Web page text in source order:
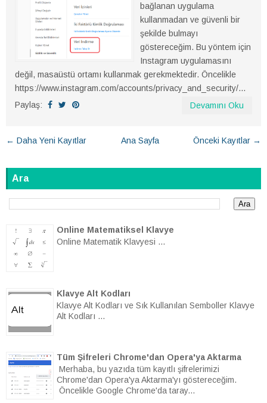
bağlanan uygulama
kullanmadan ve güvenli bir
şekilde bulmayı
göstereceğim. Bu yöntem için
Instagram uygulamasını
değil, masaüstü ortamı kullanmak gerekmektedir. Öncelikle
https://www.instagram.com/accounts/privacy_and_security/...
Paylaş:
Devamını Oku
← Daha Yeni Kayıtlar Önceki Kayıtlar →
Ana Sayfa
Ara
Online Matematiksel Klavye
Online Matematik Klavyesi ...
Klavye Alt Kodları
Klavye Alt Kodları ve Sık Kullanılan Semboller Klavye
Alt Kodları ...
Tüm Şifreleri Chrome'dan Opera'ya Aktarma
Merhaba, bu yazıda tüm kayıtlı şifrelerimizi
Chrome'dan Opera'ya Aktarma'yı göstereceğim.
Öncelikle Google Chrome'da taray...